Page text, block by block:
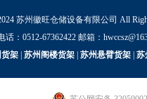
苏州徽旺仓储设备有限公司 All
：0512-67362422 邮箱：
架 苏州阁楼货架 苏州悬臂货架 苏